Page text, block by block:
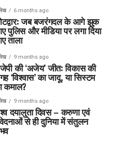
6 months ago
जब बजरंगदल के आगे झुक
पुलिस और मीडिया पर लगा दिया
ताला
9 months ago
की ‘अजेय’ जीत: विकास की
‘विश्वास’ का जादू, या सिस्टम
कमाल?
9 months ago
दयालुता दिवस – करुणा एवं
से ही दुनिया में संतुलन